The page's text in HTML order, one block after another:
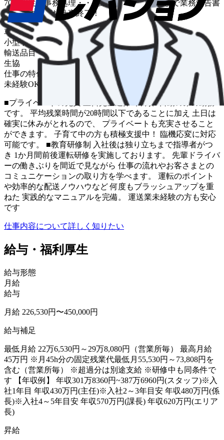
70件程度・事務処理・・配送は基本的に夕方まで業務報告書
を作成すればお仕事終了！
車種
小型トラック
輸送品目
生協
仕事の特色
未経験OK
■プライベートの充実 土日完全週休2日制、日勤のみの勤務
です。 平均残業時間が20時間以下であることに加え 土日は
確実に休みがとれるので、 プライベートも充実させること
ができます。 子育て中の方も積極支援中！ 臨機応変に対応
可能です。 ■教育研修制 入社後は独り立ちまで指導者がつ
き 1か月間前後運転研修を実施しております。 先輩ドライバ
ーの働きぶりを間近で見ながら 仕事の流れやお客さまとの
コミュニケーションの取り方を学べます。 運転のポイント
や効率的な配送ノウハウなど 何度もブラッシュアップを重
ねた 実践的なマニュアルを完備。 運送業未経験の方も安心
です
仕事内容について詳しく知りたい
給与・福利厚生
給与形態
月給
給与
月給 226,530円〜450,000円
給与補足
最低月給 22万6,530円～29万8,080円（営業所毎） 最高月給
45万円 ※月45h分の固定残業代最低月55,530円～73,808円を
含む（営業所毎） ※超過分は別途支給 ※研修中も同条件で
す 【年収例】 年収301万8360円~387万6960円(スタッフ)※入
社1年目 年収430万円(主任)※入社2～3年目安 年収480万円(係
長)※入社4～5年目安 年収570万円(課長) 年収620万円(エリア
長)
昇給